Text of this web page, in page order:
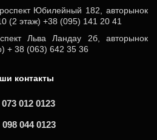
Юбилейный 182, авторынок
(2 этаж) +38 (095) 141 20 41
Льва Ландау 2б, авторынок
+ 38 (063) 642 35 36
контакты
073 012 0123
098 044 0123